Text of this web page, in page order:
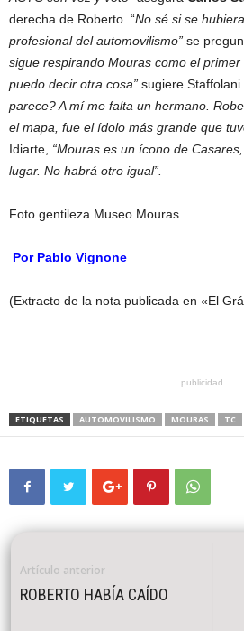
derecha de Roberto. “No sé si se
profesional del automovilismo” se
sigue respirando Mouras como el primer
puedo decir otra cosa” sugiere Staffolani.
parece? A mí me falta un hermano.
el mapa, fue el ídolo más grande que
Idiarte, “Mouras es un ícono de
lugar. No habrá otro igual”.
Foto gentileza Museo Mouras
Por Pablo Vignone
(Extracto de la nota publicada en «El
publicidad
ETIQUETAS AUTOMOVILISMO MOURAS TC
Artículo anterior
ROBERTO HABÍA CAÍDO